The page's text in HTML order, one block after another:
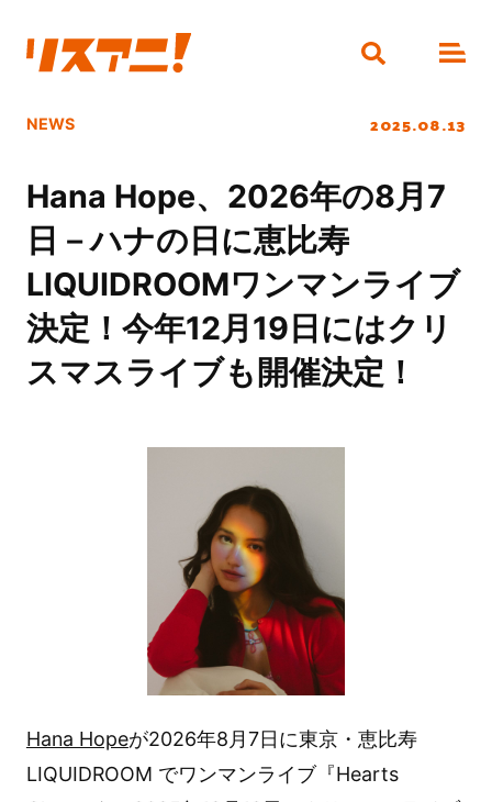
NEWS 2025.08.13
Hana Hope、2026年の8月7
日－ハナの日に恵比寿
LIQUIDROOMワンマンライブ
決定！今年12月19日にはクリ
スマスライブも開催決定！
Hana Hopeが2026年8月7日に東京・恵比寿
LIQUIDROOM でワンマンライブ『Hearts